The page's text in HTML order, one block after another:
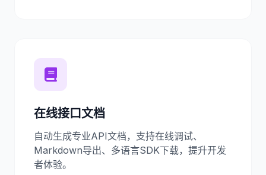
在线接口文档
自动生成专业API文档，支持在线调试、
Markdown导出、多语言SDK下载，提升开发
者体验。